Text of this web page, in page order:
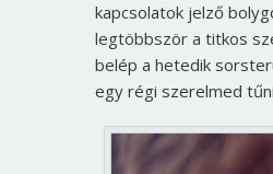
kapcsolatok jelző
legtöbbször a titkos
belép a hetedik
egy régi szerelmed